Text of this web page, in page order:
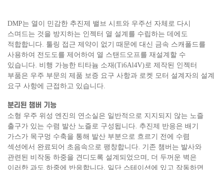
DMP는 열이 민감한 추진제 밸브 시트와 우주선 자체로 다시
스며드는 것을 방지하는 인젝터 열 설계를 수립하는 데에도
적합합니다. 툴링 접근 제약이 없기 때문에 대신 금속 스캐폴드를
사용하여 전도도를 제어하여 열 스탠드오프를 재설계할 수
있습니다. 비행 가능한 티타늄 소재(Ti6Al4V)로 제작된 인젝터
부품은 우주 부문의 제품 보증 요구 사항과 로켓 모터 설계자의 설계
요구 사항에 근접하고 있습니다.
분리된 챔버 기능
소형 우주 위성 엔진의 연소실은 일반적으로 지지되지 않는 노즐
출구가 있는 수렴 발산 노즐로 구성됩니다. 추진제 반응은 배기
가스가 목구멍 수축을 통해 발산 부분으로 흐르기 전에 수렴
섹션에서 완료되어 초음속으로 팽창합니다. 기존 챔버는 발사와
관련된 비작동 하중을 견디도록 설계되었으며, 더 두꺼운 벽은
이러한 과도 하중에 반응합니다. 일단 스테이션에 있고 작동하면